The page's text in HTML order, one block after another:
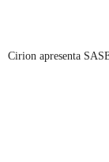
Cirion apresenta